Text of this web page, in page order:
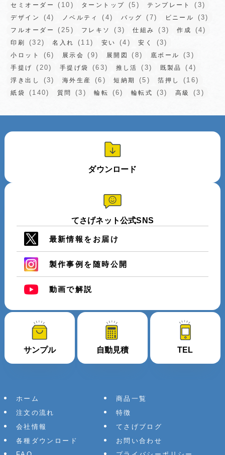
セミオーダー (10) ターントップ (5) テンプレート (3)
デザイン (4) ノベルティ (4) バッグ (7) ビニール (3)
フルオーダー (25) フレキソ (3) 仕組み (3) 作成 (4)
印刷 (32) 名入れ (11) 安い (4) 安く (3)
小ロット (6) 展示会 (9) 展開図 (8) 底ボール (3)
手提げ (20) 手提げ袋 (63) 推し活 (3) 既製品 (4)
浮き出し (3) 海外生産 (6) 短納期 (5) 箔押し (16)
紙袋 (140) 質問 (3) 輪転 (6) 輪転式 (3) 高級 (3)
ダウンロード
てさげネット公式SNS
最新情報をお届け
製作事例を随時公開
動画で解説
サンプル 自動見積 TEL
ホーム
商品一覧
注文の流れ
特徴
会社情報
てさげブログ
各種ダウンロード
お問い合わせ